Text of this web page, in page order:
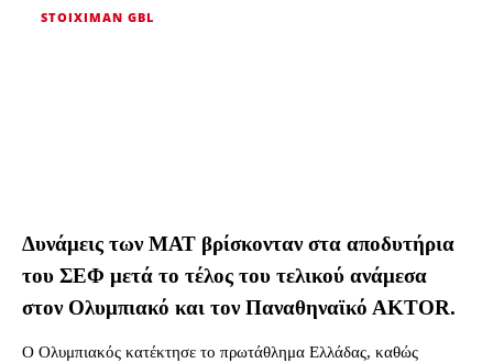
STOIXIMAN GBL
Δυνάμεις των ΜΑΤ βρίσκονταν στα αποδυτήρια
του ΣΕΦ μετά το τέλος του τελικού ανάμεσα
στον Ολυμπιακό και τον Παναθηναϊκό ΑΚΤΟR.
Ο Ολυμπιακός κατέκτησε το πρωτάθλημα Ελλάδας, καθώς